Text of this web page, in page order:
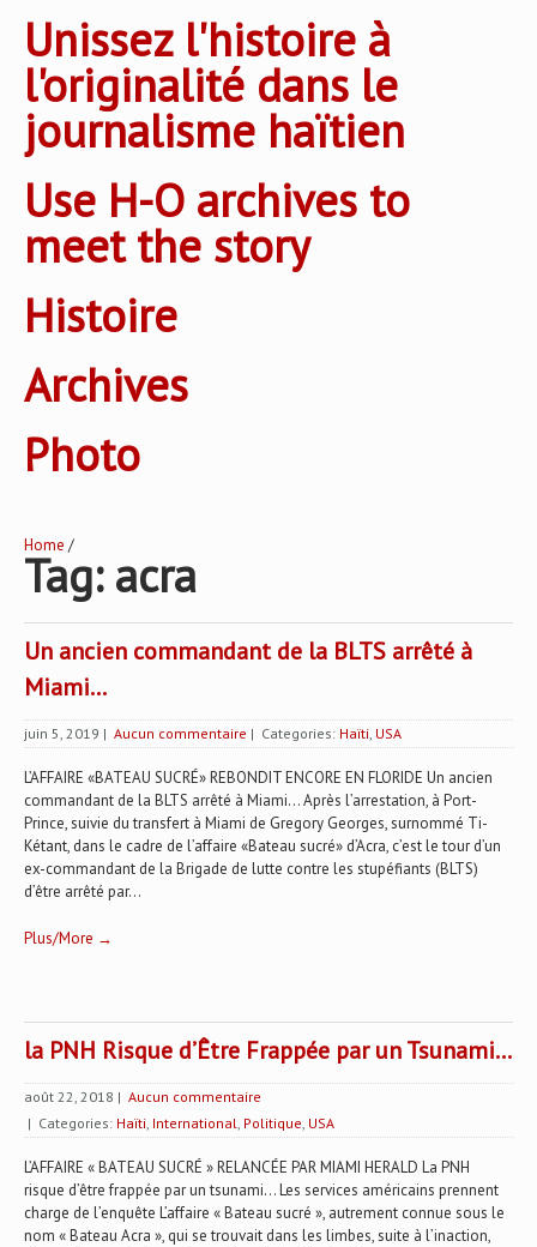
Unissez l'histoire à
l'originalité dans le
journalisme haïtien
Use H-O archives to
meet the story
Histoire
Archives
Photo
Home /
Tag: acra
Un ancien commandant de la BLTS arrêté à
Miami…
juin 5, 2019 | Aucun commentaire | Categories: Haïti, USA
L’AFFAIRE «BATEAU SUCRÉ» REBONDIT ENCORE EN FLORIDE Un ancien
commandant de la BLTS arrêté à Miami… Après l’arrestation, à Port-
Prince, suivie du transfert à Miami de Gregory Georges, surnommé Ti-
Kétant, dans le cadre de l’affaire «Bateau sucré» d’Acra, c’est le tour d’un
ex-commandant de la Brigade de lutte contre les stupéfiants (BLTS)
d’être arrêté par...
Plus/More →
la PNH Risque d’Être Frappée par un Tsunami…
août 22, 2018 | Aucun commentaire
| Categories: Haïti, International, Politique, USA
L’AFFAIRE « BATEAU SUCRÉ » RELANCÉE PAR MIAMI HERALD La PNH
risque d’être frappée par un tsunami... Les services américains prennent
charge de l’enquête L’affaire « Bateau sucré », autrement connue sous le
nom « Bateau Acra », qui se trouvait dans les limbes, suite à l’inaction,